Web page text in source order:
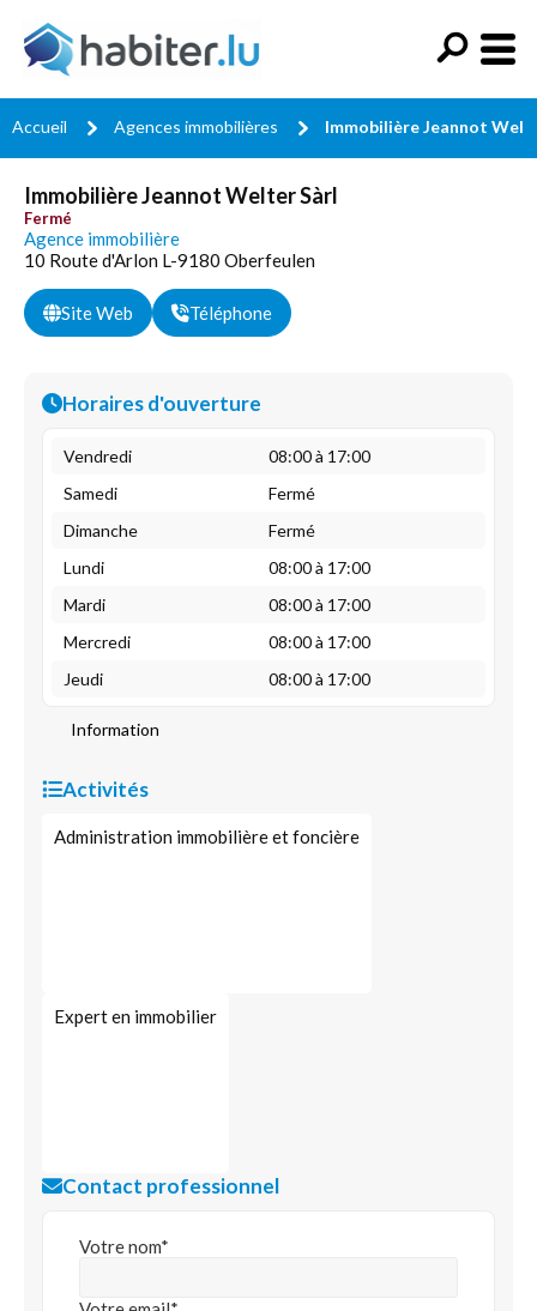
Accueil Agences immobilières Immobilière Jeannot
Immobilière Jeannot Welter Sàrl
Fermé
Agence immobilière
10 Route d'Arlon L-9180 Oberfeulen
Site Web Téléphone
Horaires d'ouverture
Vendredi
08:00 à 17:00
Samedi
Fermé
Dimanche
Fermé
Lundi
08:00 à 17:00
Mardi
08:00 à 17:00
Mercredi
08:00 à 17:00
Jeudi
08:00 à 17:00
Information
Activités
Administration immobilière et foncière
Expert en immobilier
Contact professionnel
Votre nom*